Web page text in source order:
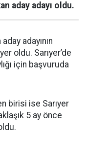
aday adayı oldu.
adayının
oldu. Sarıyer’de
için başvuruda
birisi ise Sarıyer
5 ay önce